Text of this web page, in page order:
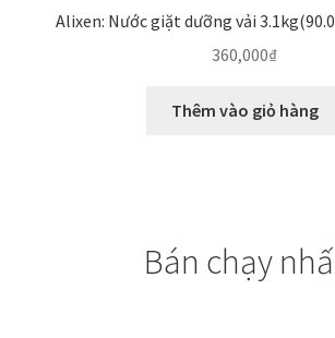
Alixen: Nước giặt dưỡng vải
360,000₫
Thêm vào giỏ hàng
Bán chạy